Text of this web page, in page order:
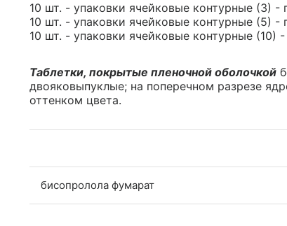
10 шт. - упаковки ячейковые контурные (3) -
10 шт. - упаковки ячейковые контурные (5) -
10 шт. - упаковки ячейковые контурные (10)
Таблетки, покрытые пленочной оболочкой
двояковыпуклые; на поперечном разрезе
оттенком цвета.
бисопролола фумарат